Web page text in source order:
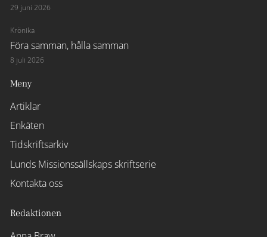
29 juni 2026
Krönika
Föra samman, hålla samman
8 juli 2026
Meny
Artiklar
Enkäten
Tidskriftsarkiv
Lunds Missionssällskaps skriftserie
Kontakta oss
Redaktionen